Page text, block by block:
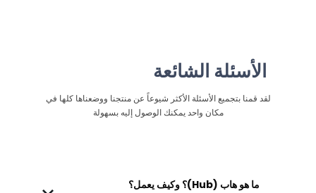
الأسئلة الشائعة
لقد قمنا بتجميع الأسئلة الأكثر شيوعاً عن منتجنا ووضعناها كلها في
مكان واحد يمكنك الوصول إليه بسهولة
ما هو هاب (Hub)؟ وكيف يعمل؟